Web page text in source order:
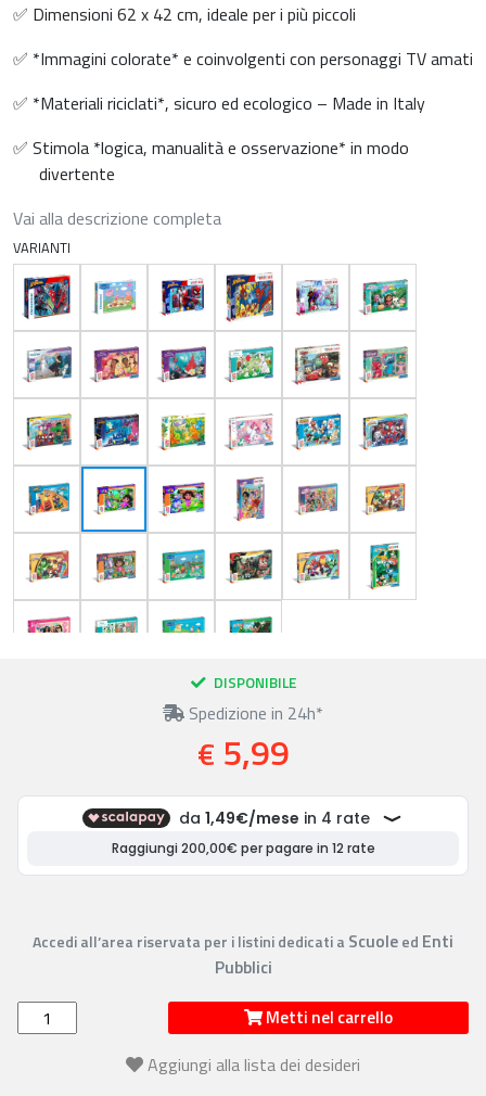
✅ Dimensioni 62 x 42 cm, ideale per i più piccoli
✅ *Immagini colorate* e coinvolgenti con personaggi TV amati
✅ *Materiali riciclati*, sicuro ed ecologico – Made in Italy
✅ Stimola *logica, manualità e osservazione* in modo
divertente
Vai alla descrizione completa
VARIANTI
DISPONIBILE
Spedizione in 24h*
€ 5,99
Accedi all’area riservata per i listini dedicati a Scuoleed Enti
Pubblici
Metti nel carrello
Aggiungi alla lista dei desideri